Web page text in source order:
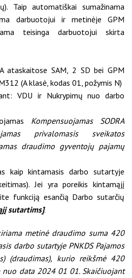
Taip automatiškai sumažinama
darbuotojui ir metinėje GPM
teisinga darbuotojui skirta
ataskaitose SAM, 2 SD bei GPM
(A klasė, kodas 01, požymis N)
VDU ir Nukrypimų nuo darbo
Kompensuojamas SODRA
privalomasis sveikatos
draudimo gyventojų pajamų
kaip kintamasis darbo sutartyje
Jei yra poreikis kintamąjį
funkciją esančią Darbo sutarčių
sutartims].
metinė draudimo suma 420
darbo sutartyje PNKDS Pajamos
(draudimas), kurio reikšmė 420
data 2024 01 01. Skaičiuojant